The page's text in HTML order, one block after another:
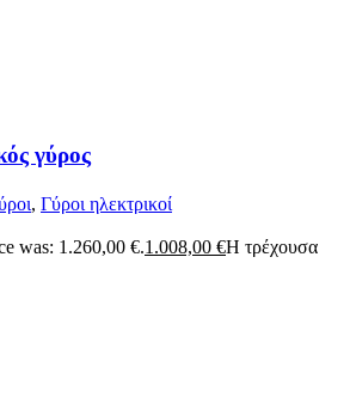
γύρος
, Γύροι ηλεκτρικοί
was: 1.260,00 €.1.008,00 €Η τρέχουσα